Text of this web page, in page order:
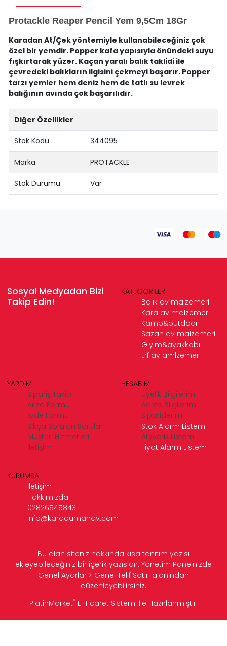
Protackle Reaper Pencil Yem 9,5Cm 18Gr
Karadan At/Çek yöntemiyle kullanabileceğiniz çok
özel bir yemdir. Popper kafa yapısıyla önündeki suyu
fışkırtarak yüzer. Kaçan yaralı balık taklidi ile
çevredeki balıkların ilgisini çekmeyi başarır. Popper
tarzı yemler hem deniz hem de tatlı su levrek
balığının avında çok başarılıdır.
Diğer Özellikler
Stok Kodu 344095
Marka PROTACKLE
Stok Durumu Var
Sosyal Medyadan Bizi
Takip Edin!
KATEGORİLER
Balık av malzemeri
Kara av malzemeri
Kamp&outdoor
Sazan av malzemeri
Giyim&ayakkabı
Lrf av amlzemeri
YARDIM
Sipariş Takibi
Arıza Formu
İade Formu
Sıkça Sorulan Sorular
Müşteri Hizmetleri
İletişim
HESABIM
Üyelik Bilgilerim
Adres Bilgilerim
Siparişlerim
Stok Alarm Listem
Alışveriş Listem
Fiyat Alarm Listem
KURUMSAL
İletişim
Hakkımızda
02826545843
info@karadumanav.com
Bu alan siteniz hakkında kısa tanıtım yazısı
ekleyebileceğiniz bir içerik yazısıdır. Yönetim Panelnizde
Genel Ayarlar > Genel Telif Satırı alanından
düzenleyebilirsiniz.
PlatinMarket® E-Ticaret Sistemi İle Hazırlanmıştır.